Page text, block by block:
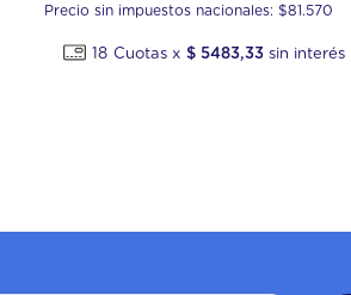
Precio sin impuestos nacionales: $81.570
18 $ 5483,33